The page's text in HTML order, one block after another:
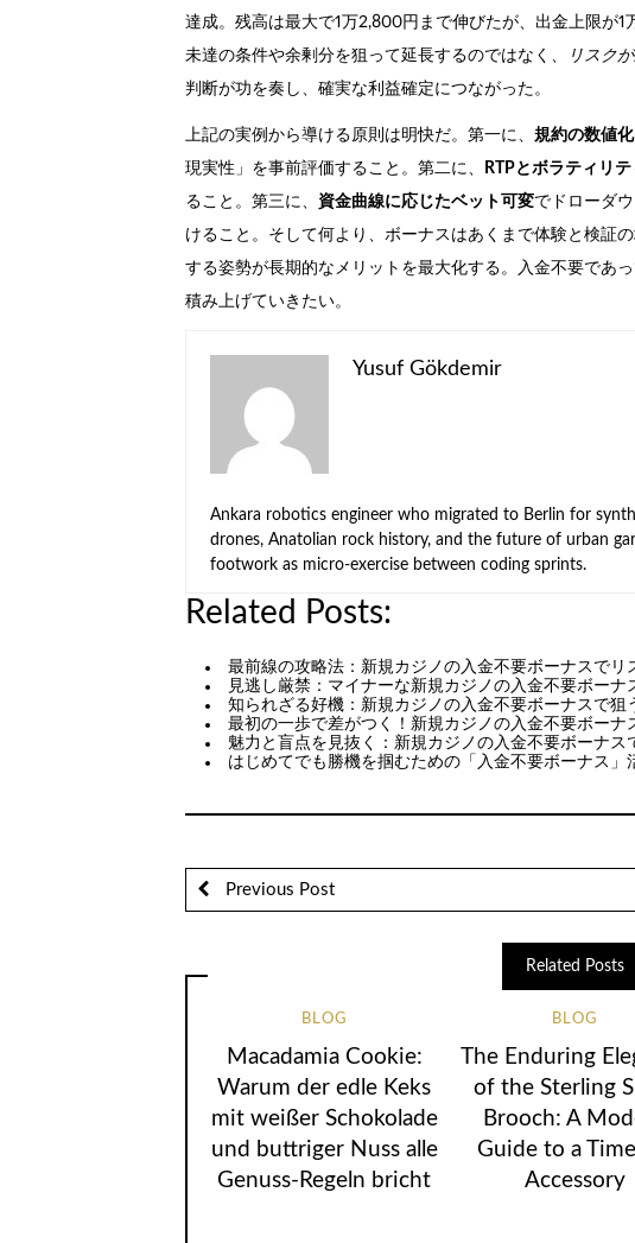
達成。残高は最大で1万2,800円まで伸びたが、出金上限が1
未達の条件や余剰分を狙って延長するのではなく、
リスク
判断が功を奏し、確実な利益確定につながった。
上記の実例から導ける原則は明快だ。第一に、 規約の数値化
現実性」を事前評価すること。第二に、
RTPとボラティリ
ること。第三に、 資金曲線に応じたベット可変でドローダ
けること。そして何より、ボーナスはあくまで体験と検証の
する姿勢が長期的なメリットを最大化する。入金不要であ
積み上げていきたい。
Yusuf Gökdemir
Ankara robotics engineer who migrated to Berlin for
drones, Anatolian rock history, and the future of urban
footwork as micro-exercise between coding sprints.
Related Posts:
最前線の攻略法：新規カジノの入金不要ボーナスでリ
見逃し厳禁：マイナーな新規カジノの入金不要ボーナ
知られざる好機：新規カジノの入金不要ボーナスで狙
最初の一歩で差がつく！新規カジノの入金不要ボーナ
魅力と盲点を見抜く：新規カジノの入金不要ボーナス
はじめてでも勝機を掴むための「入金不要ボーナス」
Previous Post
Related Posts
BLOG
Macadamia Cookie:
Warum der edle Keks
mit weißer Schokolade
und buttriger Nuss alle
Genuss-Regeln bricht
BLOG
The Enduring
of the Sterling
Brooch: A
Guide to a
Accessory